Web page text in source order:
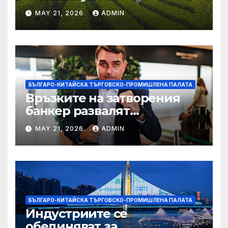
MAY 21, 2026 ADMIN
БЪЛГАРО-КИТАЙСКА ТЪРГОВСКО-ПРОМИШЛЕНА ПАЛАТА
Връзките на затворения
банкер развалят
надеждите на Флавио
Болсонаро за президент на
Бразилия
MAY 21, 2026 ADMIN
БЪЛГАРО-КИТАЙСКА ТЪРГОВСКО-ПРОМИШЛЕНА ПАЛАТА
Индустриите се